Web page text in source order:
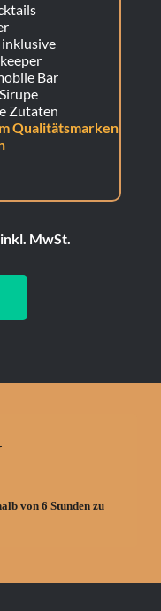
Bar
Zutaten
Qualitätsmarken
MwSt.